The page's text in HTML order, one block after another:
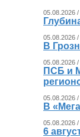
05.08.2026
05.08.2026
В
05.08.2026 /
ПСБ и
05.08.2026
В
05.08.2026
6